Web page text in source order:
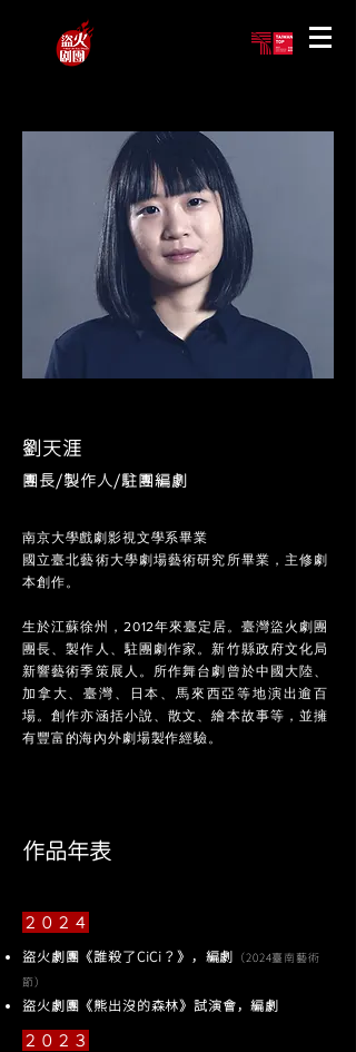
劉天涯
團長/製作人/駐團編劇
南京大學戲劇影視文學系畢業
國立臺北藝術大學劇場藝術研究所畢業，主修劇
本創作。
生於江蘇徐州，2012年來臺定居。臺灣盜火劇團
團長、製作人、駐團劇作家。新竹縣政府文化局
新響藝術季策展人。所作舞台劇曾於中國大陸、
加拿大、臺灣、日本、馬來西亞等地演出逾百
場。創作亦涵括小說、散文、繪本故事等，並擁
有豐富的海內外劇場製作經驗。
作品年表
２０２４
盜火劇團《誰殺了CiCi？》，編劇 （2024臺南藝術
節）
盜火劇團《熊出沒的森林》試演會，編劇
２０２３